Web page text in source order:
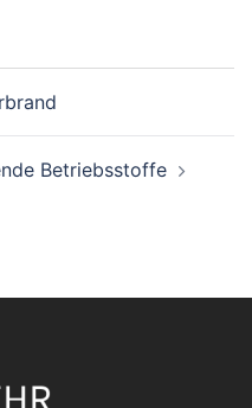
Betriebsstoffe